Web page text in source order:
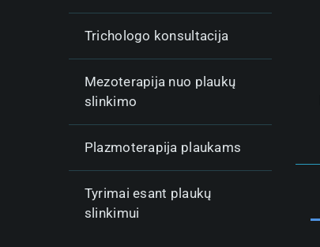
Trichologo konsultacija
Mezoterapija nuo plaukų
slinkimo
Plazmoterapija plaukams
Tyrimai esant plaukų
slinkimui